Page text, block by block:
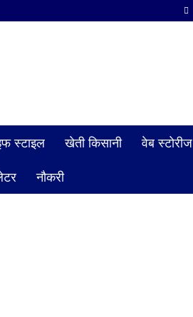
स्टाइल खेती किसानी
वेब स्टोरीज
नौकरी